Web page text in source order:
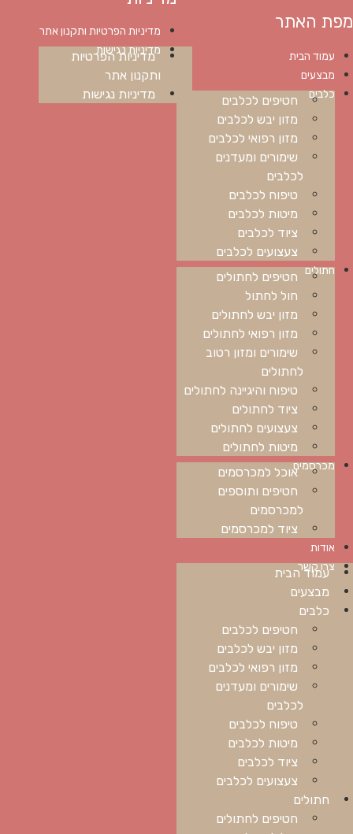
מפת האתר
עמוד הבית
מבצעים
כלבים
חטיפים לכלבים
מזון יבש לכלבים
מזון רפואי לכלבים
שימורים ומעדנים
לכלבים
טיפוח לכלבים
מיטות לכלבים
ציוד לכלבים
צעצועים לכלבים
חתולים חטיפים לחתולים
חול לחתול
מזון יבש לחתולים
מזון רפואי לחתולים
שימורים ומזון רטוב
לחתולים
טיפוח והיגיינה לחתולים
ציוד לחתולים
צעצועים לחתולים
מיטות לחתולים
מכרסמיםאוכל למכרסמים
חטיפים ותוספים
למכרסמים
ציוד למכרסמים
אודות
צרו קשר
עמוד הבית
מבצעים
כלבים
חטיפים לכלבים
מזון יבש לכלבים
מזון רפואי לכלבים
שימורים ומעדנים
לכלבים
טיפוח לכלבים
מיטות לכלבים
ציוד לכלבים
צעצועים לכלבים
חתולים
חטיפים לחתולים
מדיניות הפרטיות ותקנון אתר
מדיניות נגישות
מדיניות הפרטיות
ותקנון אתר
מדיניות נגישות